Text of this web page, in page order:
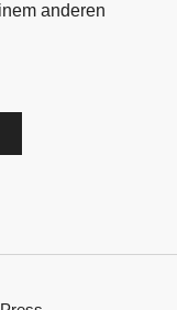
anderen